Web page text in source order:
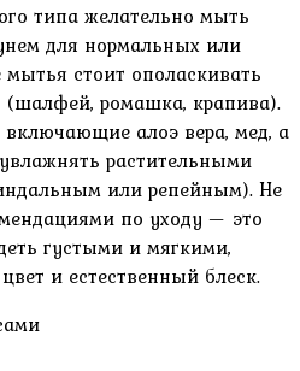
типа желательно мыть
для нормальных или
стоит ополаскивать
(шалфей, ромашка, крапива).
алоэ вера, мед, а
растительными
или репейным). Не
по уходу — это
густыми и мягкими,
и естественный блеск.